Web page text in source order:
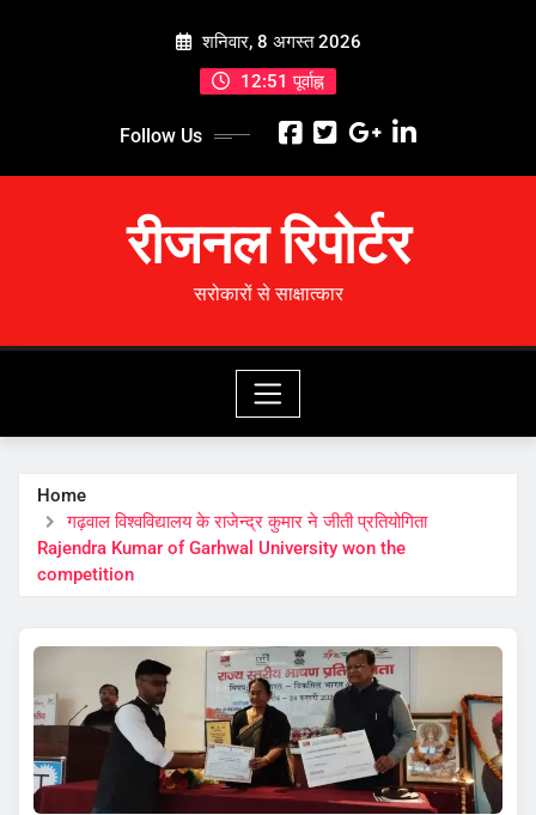
शनिवार, 8 अगस्त 2026
12:51 पूर्वाह्न
Follow Us
रीजनल रिपोर्टर
सरोकारों से साक्षात्कार
Home
गढ़वाल विश्वविद्यालय के राजेन्द्र कुमार ने जीती प्रतियोगिता
Rajendra Kumar of Garhwal University won the
competition